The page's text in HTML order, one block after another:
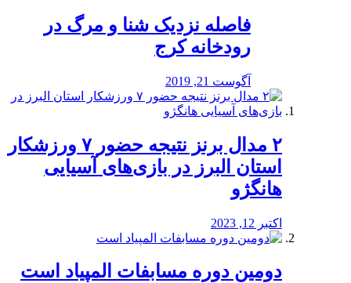
️فاصله نزدیک شنا و مرگ در
رودخانه کرج
آگوست 21, 2019
۲ مدال برنز نتیجه حضور ۷ ورزشکار
استان البرز در بازی‌های آسیایی
هانگژو
اکتبر 12, 2023
دومین دوره مسابفات المپیاد است